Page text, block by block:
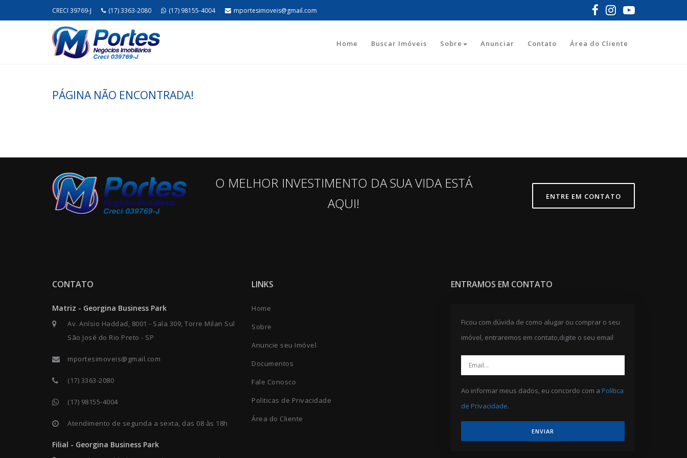
CRECI 39769-J (17) 3363-2080 (17) 98155-4004 mportesimoveis@gmail.com
Home Buscar Imóveis Sobre Anunciar Contato Área do Cliente
PÁGINA NÃO ENCONTRADA!
O MELHOR INVESTIMENTO DA SUA VIDA ESTÁ
AQUI!
ENTRE EM CONTATO
CONTATO
Matriz - Georgina Business Park
Av. Anísio Haddad, 8001 - Sala 309, Torre Milan Sul
São José do Rio Preto - SP
mportesimoveis@gmail.com
(17) 3363-2080
(17) 98155-4004
Atendimento de segunda a sexta, das 08 às 18h
Filial - Georgina Business Park
LINKS
Home
Sobre
Anuncie seu Imóvel
Documentos
Fale Conosco
Politicas de Privacidade
Área do Cliente
ENTRAMOS EM CONTATO
Ficou com dúvida de como alugar ou comprar o seu
imóvel, entraremos em contato,digite o seu email
Ao informar meus dados, eu concordo com a Política
de Privacidade.
ENVIAR